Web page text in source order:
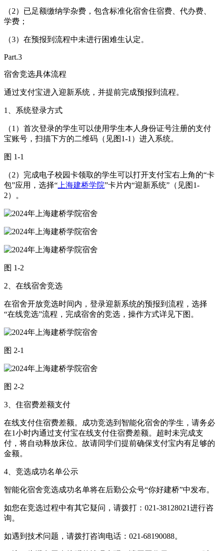
（2）已足额缴纳学杂费，包含标准化宿舍住宿费、代办费、
学费；
（3）在预报到流程中未进行困难生认定。
Part.3
宿舍竞选具体流程
通过支付宝进入迎新系统，并提前完成预报到流程。
1、系统登录方式
（1）首次登录的学生可以使用学生本人身份证号注册的支付
宝账号，扫描下方的二维码（见图1-1）进入系统。
图 1-1
（2）完成电子校园卡领取的学生可以打开支付宝右上角的“卡
包”应用，选择“ 上海建桥学院”卡片内“迎新系统”（见图1-
2）。
图 1-2
2、在线宿舍竞选
在宿舍开放竞选时间内，登录迎新系统的预报到流程，选择
“在线竞选”流程，完成宿舍的竞选，操作方式详见下图。
图 2-1
图 2-2
3、住宿费差额支付
在线支付住宿费差额。成功竞选到智能化宿舍的学生，请务必
在1小时内通过支付宝在线支付住宿费差额。超时未完成支
付，将自动释放床位。故请同学们提前确保支付宝内有足够的
金额。
4、竞选成功名单公示
智能化宿舍竞选成功名单将在后勤公众号“你好建桥”中发布。
如您在竞选过程中有其它疑问，请拨打：021-38128021进行咨
询。
如遇到技术问题，请拨打咨询电话：021-68190088。